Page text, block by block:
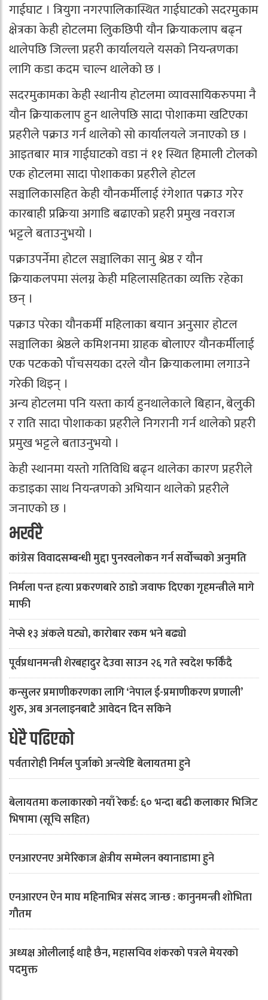
गाईघाट । त्रियुगा नगरपालिकास्थित गाईघाटको सदरमुकाम
क्षेत्रका केही होटलमा लुिकछिपी यौन क्रियाकलाप बढ्न
थालेपछि जिल्ला प्रहरी कार्यालयले यसको नियन्त्रणका
लागि कडा कदम चाल्न थालेको छ ।
सदरमुकामका केही स्थानीय होटलमा व्यावसायिकरुपमा नै
यौन क्रियाकलाप हुन थालेपछि सादा पोशाकमा खटिएका
प्रहरीले पक्राउ गर्न थालेको सो कार्यालयले जनाएको छ ।
आइतबार मात्र गाईघाटको वडा नं ११ स्थित हिमाली टोलको
एक होटलमा सादा पोशाकका प्रहरीले होटल
सञ्चालिकासहित केही यौनकर्मीलाई रंगेशात पक्राउ गरेर
कारबाही प्रक्रिया अगाडि बढाएको प्रहरी प्रमुख नवराज
भट्टले बताउनुभयो ।
पक्राउपर्नेमा होटल सञ्चालिका सानु श्रेष्ठ र यौन
क्रियाकलपमा संलग्न केही महिलासहितका व्यक्ति रहेका
छन् ।
पक्राउ परेका यौनकर्मी महिलाका बयान अनुसार होटल
सञ्चालिका श्रेष्ठले कमिशनमा ग्राहक बोलाएर यौनकर्मीलाई
एक पटककोे पाँचसयका दरले यौन क्रियाकलामा लगाउने
गरेकी थिइन् ।
अन्य होटलमा पनि यस्ता कार्य हुनथालेकाले बिहान, बेलुकी
र राति सादा पोशाकका प्रहरीले निगरानी गर्न थालेको प्रहरी
प्रमुख भट्टले बताउनुभयो ।
केही स्थानमा यस्तो गतिविधि बढ्न थालेका कारण प्रहरीले
कडाइका साथ नियन्त्रणको अभियान थालेको प्रहरीले
जनाएको छ ।
भर्खरै
कांग्रेस विवादसम्बन्धी मुद्दा पुनरवलोकन गर्न सर्वोच्चको अनुमति
निर्मला पन्त हत्या प्रकरणबारे ठाडो जवाफ दिएका गृहमन्त्रीले मागे
माफी
नेप्से १३ अंकले घट्यो, कारोबार रकम भने बढ्यो
पूर्वप्रधानमन्त्री शेरबहादुर देउवा साउन २६ गते स्वदेश फर्किँदै
कन्सुलर प्रमाणीकरणका लागि ‘नेपाल ई-प्रमाणीकरण प्रणाली’
शुरु, अब अनलाइनबाटै आवेदन दिन सकिने
धेरै पढिएको
पर्वतारोही निर्मल पुर्जाको अन्त्येष्टि बेलायतमा हुने
बेलायतमा कलाकारको नयाँ रेकर्ड: ६० भन्दा बढी कलाकार भिजिट
भिषामा (सूचि सहित)
एनआरएनए अमेरिकाज क्षेत्रीय सम्मेलन क्यानाडामा हुने
एनआरएन ऐन माघ महिनाभित्र संसद जान्छ : कानुनमन्त्री शोभिता
गौतम
अध्यक्ष ओलीलाई थाहै छैन, महासचिव शंकरको पत्रले मेयरको
पदमुक्त